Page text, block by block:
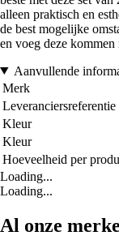
alleen praktisch en
de best mogelijke
en voeg deze
Aanvullende
Merk
Leveranciersreferentie
Kleur
Kleur
Hoeveelheid per
Loading...
Loading...
Al onze